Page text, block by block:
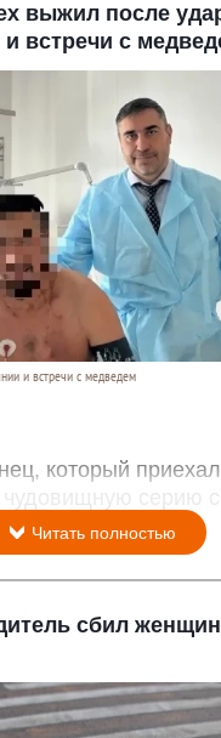
выжил после
встречи с
и встречи с медведем
который
серию
Читать полностью
сбил